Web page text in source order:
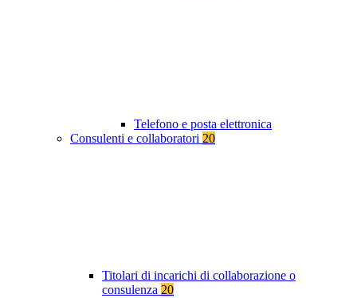
Telefono e posta elettronica
Consulenti e collaboratori 20
Titolari di incarichi di collaborazione o
consulenza 20